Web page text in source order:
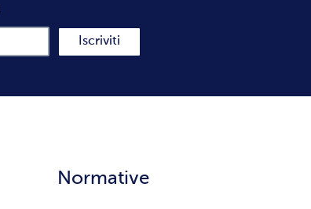
Normative
Iscriviti